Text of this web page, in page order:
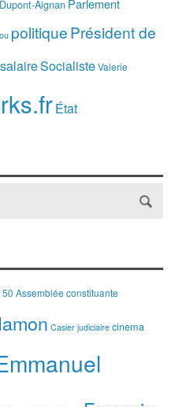
Aignan Parlement
politiquePrésident de
salaireSocialisteValerie
État
Assemblée constituante
Casier judiciaire cinema